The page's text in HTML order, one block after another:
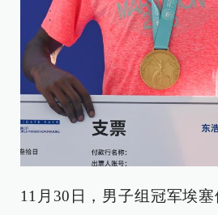
11月30日，男子组冠军埃